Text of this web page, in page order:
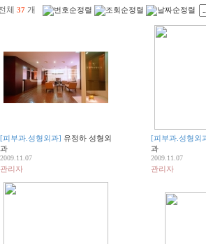
체 37 개
[피부과.성형외과] 유정하 성형외
과
2009.11.07
관리자
[피부과.성형외
과
2009.11.07
관리자